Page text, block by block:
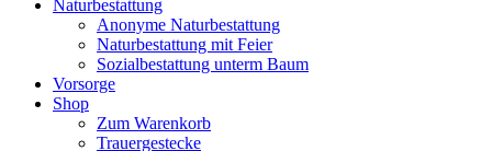
Naturbestattung
Anonyme Naturbestattung
Naturbestattung mit Feier
Sozialbestattung unterm Baum
Vorsorge
Shop
Zum Warenkorb
Trauergestecke